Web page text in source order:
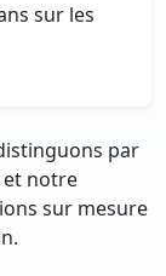
sur les
par
et notre
sur mesure